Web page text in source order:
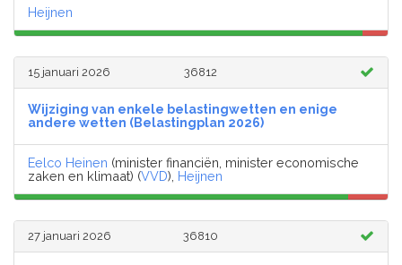
Heijnen
15 januari 2026 36812
Wijziging van enkele belastingwetten en enige
andere wetten (Belastingplan 2026)
Eelco Heinen (minister financiën, minister economische
zaken en klimaat) (VVD), Heijnen
27 januari 2026 36810